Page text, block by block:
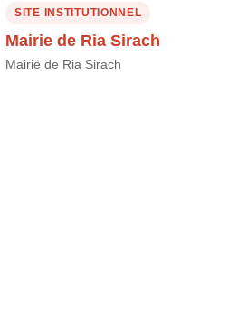
SITE INSTITUTIONNEL
Mairie de Ria Sirach
Mairie de Ria Sirach